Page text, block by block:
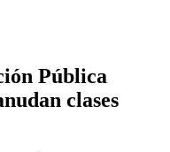
Pública
clases